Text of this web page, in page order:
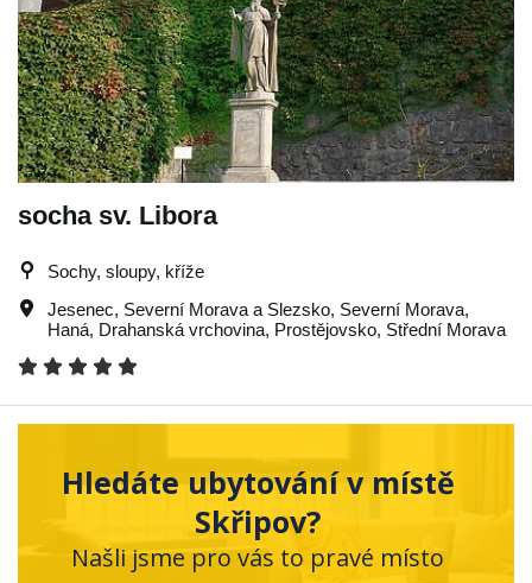
socha sv. Libora
Sochy, sloupy, kříže
Jesenec, Severní Morava a Slezsko, Severní Morava,
Haná, Drahanská vrchovina, Prostějovsko, Střední Morava
Hledáte ubytování v místě
Skřipov?
Našli jsme pro vás to pravé místo